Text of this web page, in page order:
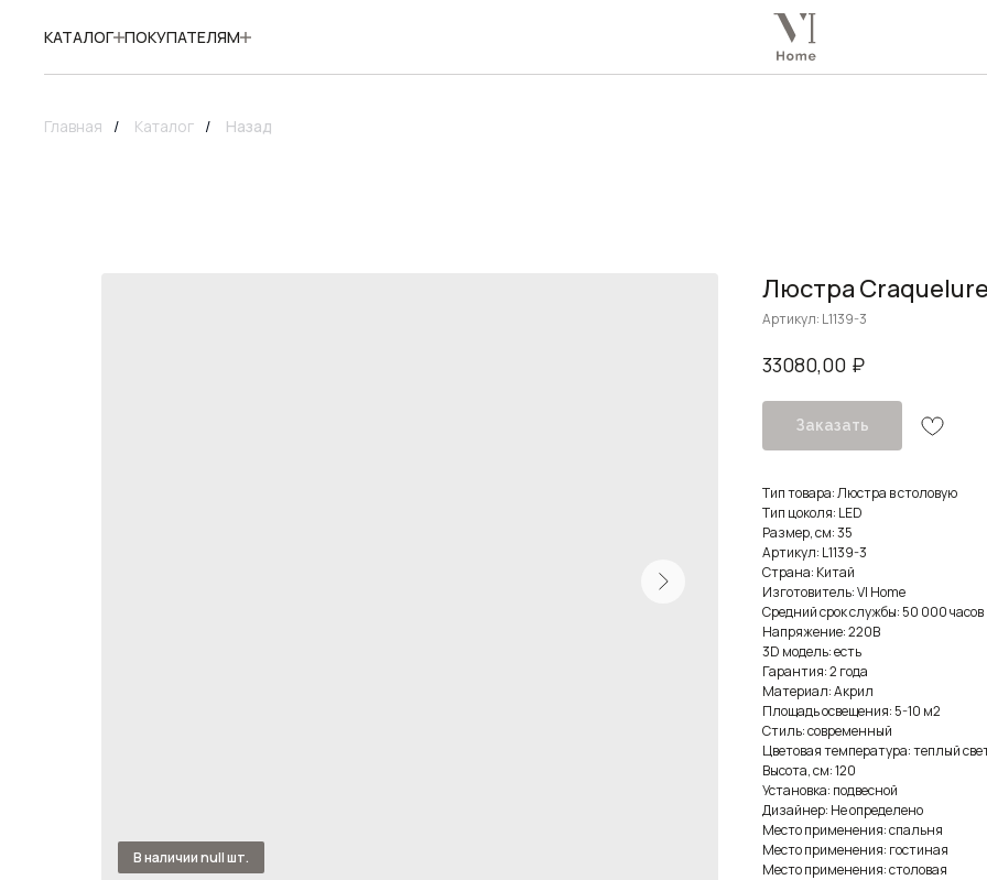
КАТАЛОГ ПОКУПАТЕЛЯМ
Главная / Каталог / Назад
Люстра
Артикул: L1139-3
33080,00 ₽
Заказать
Тип товара: Люстра в столовую
Тип цоколя: LED
Размер, см: 35
Артикул: L1139-3
Страна: Китай
Изготовитель: VI Home
Средний срок службы: 50 000 часов
Напряжение: 220В
3D модель: есть
Гарантия: 2 года
Материал: Акрил
Площадь освещения: 5-10 м2
Стиль: современный
Цветовая температура: теплый
Высота, см: 120
Установка: подвесной
Дизайнер: Не определено
Место применения: спальня
Место применения: гостиная
Место применения: столовая